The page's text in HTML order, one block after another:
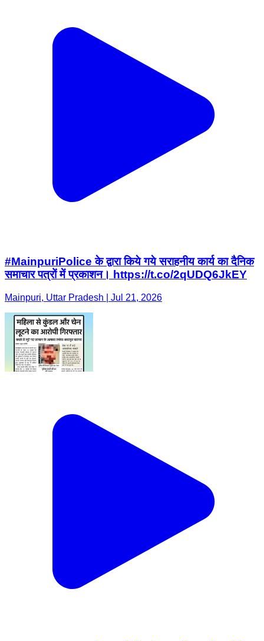
#MainpuriPolice के द्वारा किये गये सराहनीय कार्य का दैनिक
समाचार पत्रों में प्रकाशन। https://t.co/2qUDQ6JkEY
Mainpuri, Uttar Pradesh | Jul 21, 2026